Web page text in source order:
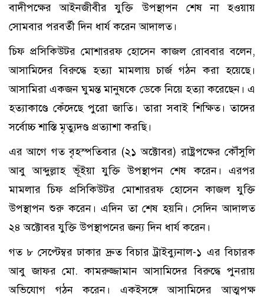
বাদীপক্ষের আইনজীবীর যুক্তি উপস্থাপন শেষ না হওয়ায়
সোমবার পরবর্তী দিন ধার্য করেন আদালত।
চিফ প্রসিকিউটর মোশাররফ হোসেন কাজল রোববার বলেন,
আসামিদের বিরুদ্ধে হত্যা মামলায় চার্জ গঠন করা হয়েছে।
আসামিরা একজন ঘুমন্ত মানুষকে ডেকে নিয়ে হত্যা করেছেন। এ
হত্যাকাণ্ডে কেঁদেছে পুরো জাতি। তারা সবাই শিক্ষিত। তাদের
সর্বোচ্চ শাস্তি মৃত্যুদণ্ড প্রত্যাশা করছি।
এর আগে গত বৃহস্পতিবার (২১ অক্টোবর) রাষ্ট্রপক্ষের কৌঁসুলি
আবু আব্দুল্লাহ ভূঁইয়া যুক্তি উপস্থাপন শেষ করেন। এরপর
মামলার চিফ প্রসিকিউটর মোশাররফ হোসেন কাজল যুক্তি
উপস্থাপন শুরু করেন। এদিন তা শেষ হয়নি। সেদিন আদালত
২৪ অক্টোবর যুক্তি উপস্থাপনের জন্য দিন ধার্য করেন।
গত ৮ সেপ্টেম্বর ঢাকার দ্রুত বিচার ট্রাইব্যুনাল-১ এর বিচারক
আবু জাফর মো. কামরুজ্জামান আসামিদের বিরুদ্ধে পুনরায়
অভিযোগ গঠন করেন। একইসঙ্গে আসামিদের আত্মপক্ষ